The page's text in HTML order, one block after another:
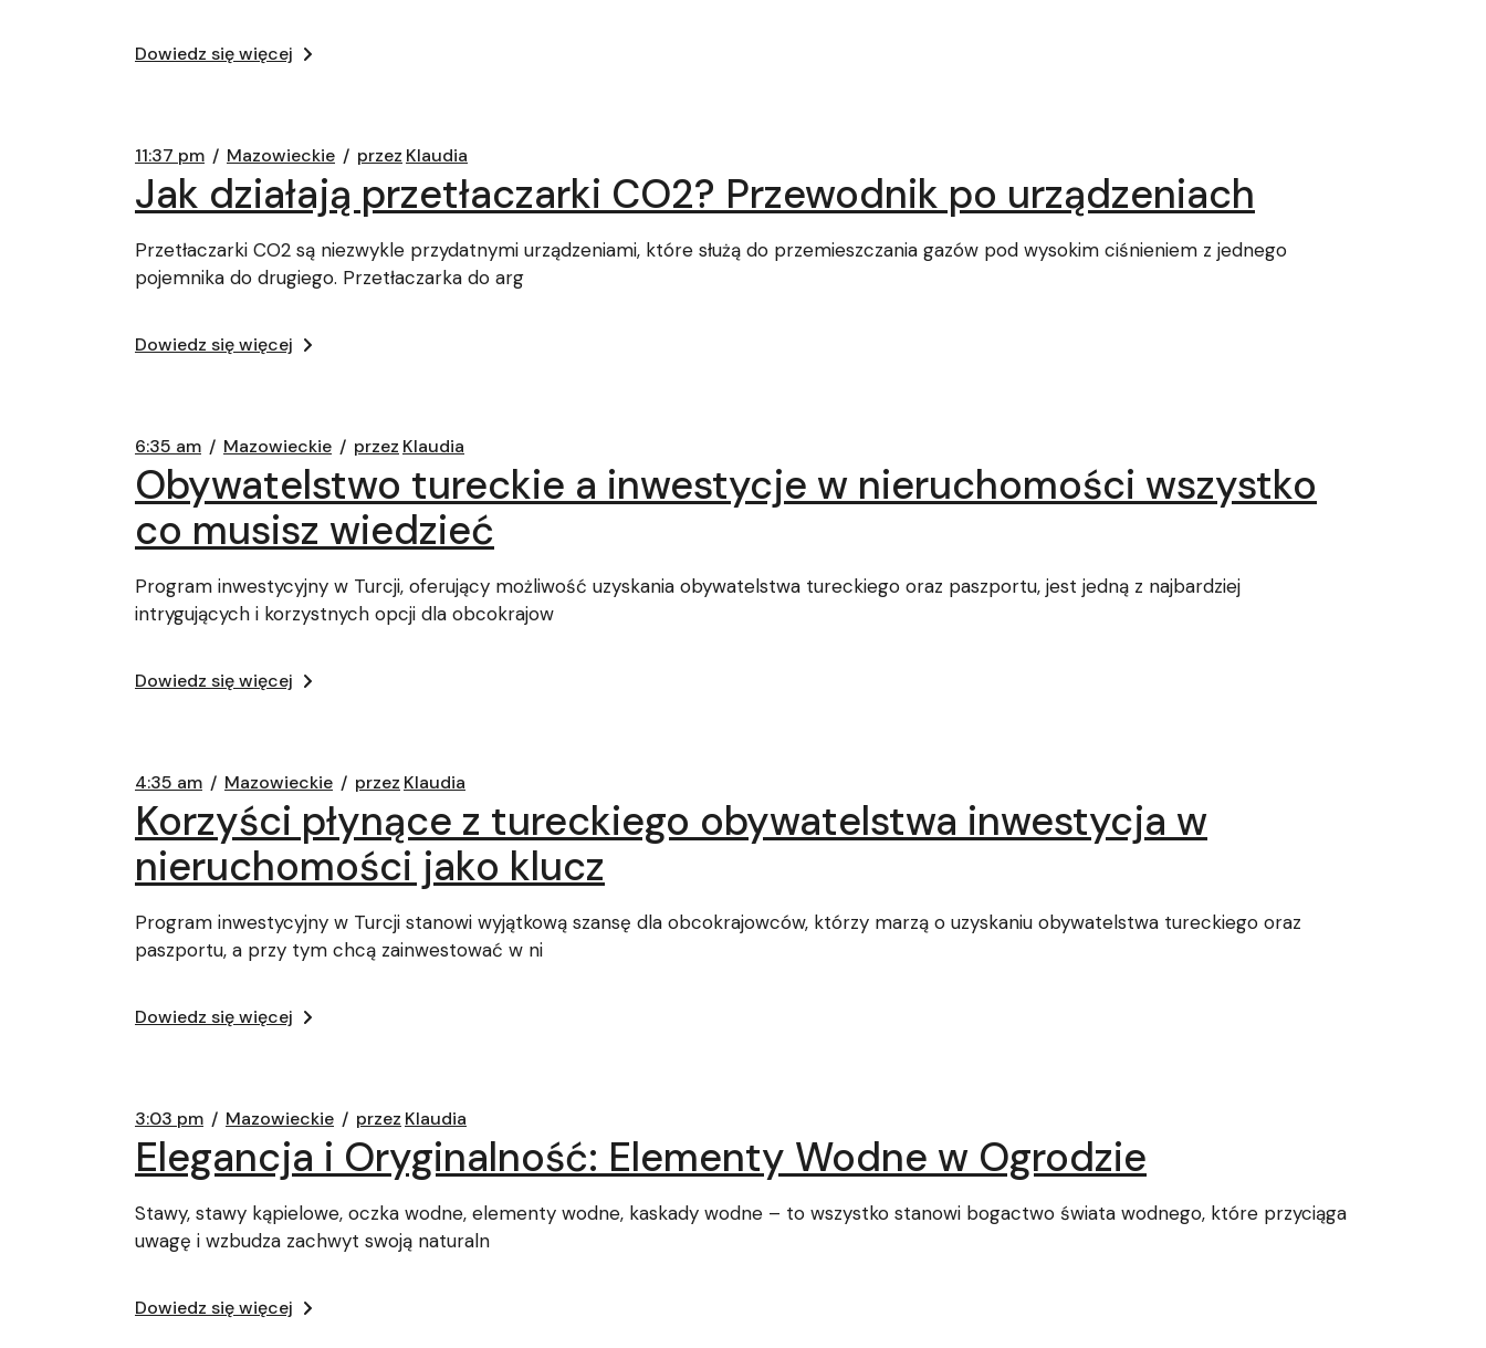
Dowiedz się więcej
11:37 pm Mazowieckie przez Klaudia
Jak działają przetłaczarki CO2? Przewodnik po urządzeniach
Przetłaczarki CO2 są niezwykle przydatnymi urządzeniami, które służą do przemieszczania gazów pod wysokim ciśnieniem z jednego
pojemnika do drugiego. Przetłaczarka do arg
Dowiedz się więcej
6:35 am Mazowieckie przez Klaudia
Obywatelstwo tureckie a inwestycje w nieruchomości wszystko
co musisz wiedzieć
Program inwestycyjny w Turcji, oferujący możliwość uzyskania obywatelstwa tureckiego oraz paszportu, jest jedną z najbardziej
intrygujących i korzystnych opcji dla obcokrajow
Dowiedz się więcej
4:35 am Mazowieckie przez Klaudia
Korzyści płynące z tureckiego obywatelstwa inwestycja w
nieruchomości jako klucz
Program inwestycyjny w Turcji stanowi wyjątkową szansę dla obcokrajowców, którzy marzą o uzyskaniu obywatelstwa tureckiego oraz
paszportu, a przy tym chcą zainwestować w ni
Dowiedz się więcej
3:03 pm Mazowieckie przez Klaudia
Elegancja i Oryginalność: Elementy Wodne w Ogrodzie
Stawy, stawy kąpielowe, oczka wodne, elementy wodne, kaskady wodne – to wszystko stanowi bogactwo świata wodnego, które przyciąga
uwagę i wzbudza zachwyt swoją naturaln
Dowiedz się więcej